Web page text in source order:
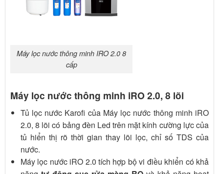
Máy lọc nước thông minh IRO 2.0 8
cấp
Máy lọc nước thông minh iRO 2.0, 8 lõi
Tủ lọc nước Karofi của Máy lọc nước thông minh iRO
2.0, 8 lõi có bảng đèn Led trên mặt kính cường lực của
tủ hiển thị rõ thời gian thay lõi lọc, chỉ số TDS của
nước.
Máy lọc nước iRO 2.0 tích hợp bộ vi điều khiển có khả